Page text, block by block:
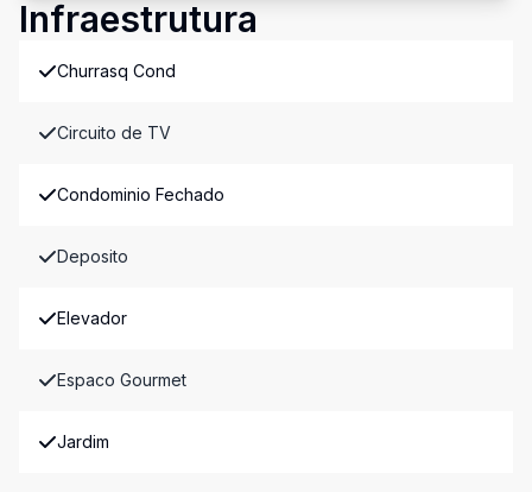
Infraestrutura
Churrasq Cond
Circuito de TV
Condominio Fechado
Deposito
Elevador
Espaco Gourmet
Jardim